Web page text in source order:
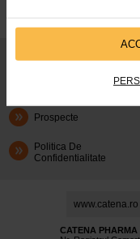
Despre Noi
Prospecte
Politica De
Confidentialitate
CATENA PHARMA